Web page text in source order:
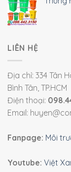
LIÊN HỆ
Địa chỉ: 334 Tân
Bình Tân, TP.HCM
Điện thoại:
Email:
Fanpage: Môi
Youtube: Việt